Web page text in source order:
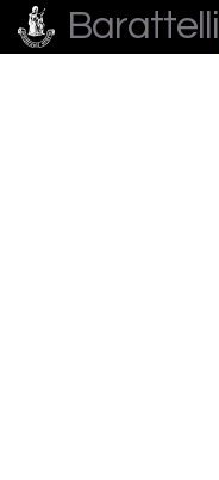
Barattelli